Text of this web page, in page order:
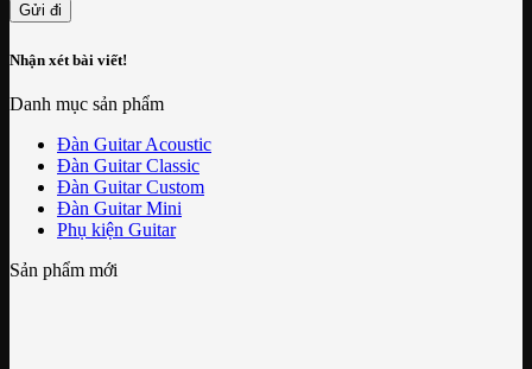
Nhận xét bài viết!
Danh mục sản phẩm
Đàn Guitar Acoustic
Đàn Guitar Classic
Đàn Guitar Custom
Đàn Guitar Mini
Phụ kiện Guitar
Sản phẩm mới